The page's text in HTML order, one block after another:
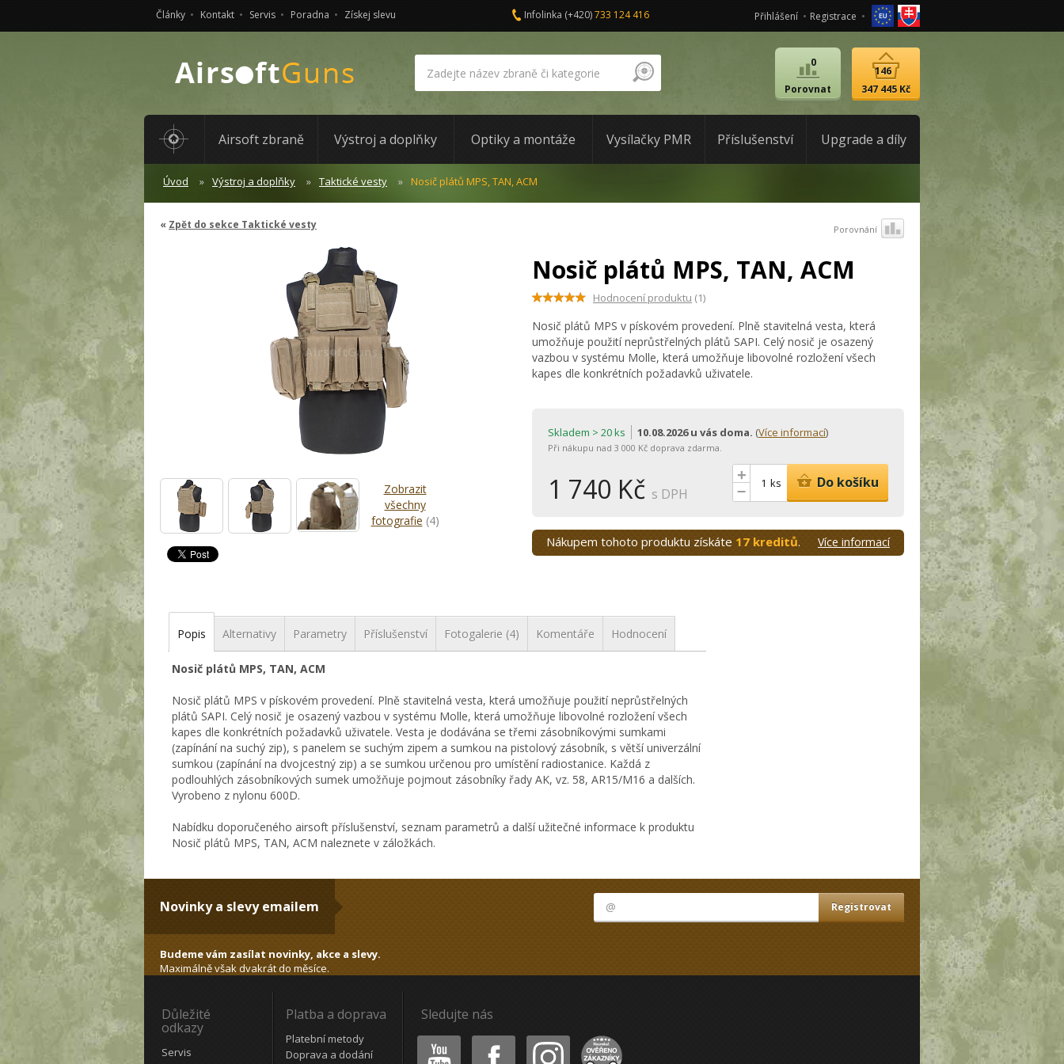
Články Kontakt Servis Poradna Získej slevu Infolinka (+420)733 124 416 Přihlášení Registrace
Porovnat
0
347 445 Kč
146
Airsoft zbraně Výstroj a doplňky Optiky a montáže Vysílačky PMR Příslušenství Upgrade a díly
Úvod Výstroj a doplňky Taktické vesty Nosič plátů MPS, TAN, ACM
Zpět do sekce Taktické vesty Porovnání
Zobrazit
všechny
fotografie (4)
Nosič plátů MPS, TAN, ACM
Hodnocení produktu (1)
Nosič plátů MPS v pískovém provedení. Plně stavitelná vesta, která
umožňuje použití neprůstřelných plátů SAPI. Celý nosič je osazený
vazbou v systému Molle, která umožňuje libovolné rozložení všech
kapes dle konkrétních požadavků uživatele.
Skladem > 20 ks 10.08.2026 u vás doma. (Více informací)
Při nákupu nad 3 000 Kč doprava zdarma.
1 740 Kč s DPH
+
–
ks Do košíku
Nákupem tohoto produktu získáte 17 kreditů. Více informací
Popis Alternativy Parametry Příslušenství Fotogalerie (4) Komentáře Hodnocení
Nosič plátů MPS, TAN, ACM
Nosič plátů MPS v pískovém provedení. Plně stavitelná vesta, která umožňuje použití neprůstřelných
plátů SAPI. Celý nosič je osazený vazbou v systému Molle, která umožňuje libovolné rozložení všech
kapes dle konkrétních požadavků uživatele. Vesta je dodávána se třemi zásobníkovými sumkami
(zapínání na suchý zip), s panelem se suchým zipem a sumkou na pistolový zásobník, s větší univerzální
sumkou (zapínání na dvojcestný zip) a se sumkou určenou pro umístění radiostanice. Každá z
podlouhlých zásobníkových sumek umožňuje pojmout zásobníky řady AK, vz. 58, AR15/M16 a dalších.
Vyrobeno z nylonu 600D.
Nabídku doporučeného airsoft příslušenství, seznam parametrů a další užitečné informace k produktu
Nosič plátů MPS, TAN, ACM naleznete v záložkách.
Novinky a slevy emailem
Budeme vám zasílat novinky, akce a slevy.
Maximálně však dvakrát do měsíce.
Důležité
odkazy
Servis
Platba a doprava
Platební metody
Doprava a dodání
Sledujte nás
Youtube Facebook Instagram Heureka